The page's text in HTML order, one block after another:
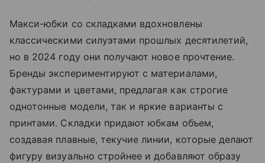
Макси-юбки со складками вдохновлены
классическими силуэтами прошлых десятилетий,
но в 2024 году они получают новое прочтение.
Бренды экспериментируют с материалами,
фактурами и цветами, предлагая как строгие
однотонные модели, так и яркие варианты с
принтами. Складки придают юбкам объем,
создавая плавные, текучие линии, которые делают
фигуру визуально стройнее и добавляют образу